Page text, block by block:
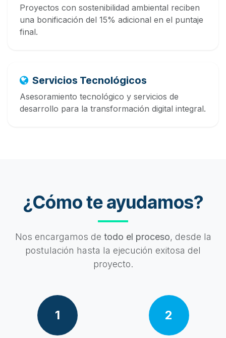
Proyectos con sostenibilidad ambiental reciben
una bonificación del 15% adicional en el puntaje
final.
Servicios Tecnológicos
Asesoramiento tecnológico y servicios de
desarrollo para la transformación digital integral.
¿Cómo te ayudamos?
Nos encargamos de todo el proceso, desde la
postulación hasta la ejecución exitosa del
proyecto.
1 2